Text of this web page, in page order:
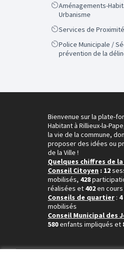
Scope
Aménagements-Habitat-
Urbanisme
ScopeServices de Proximité
Scope
Police Municipale / Sécurité et
prévention de la
Bienvenue sur la plate-
Habitant à Rillieux-la-
la vie de la commune,
proposer des idées ou
de la Ville !
Quelques chiffres de
Conseil Citoyen : 12
mobilisés, 428
réalisées et 402en
Conseils de quartier : 4
mobilisés
Conseil Municipal des
580enfants impliqués et